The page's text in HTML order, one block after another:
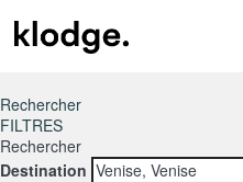
Rechercher
FILTRES
Rechercher
Destination